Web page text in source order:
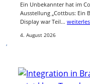
,
Ein Unbekannter hat im
Ausstellung „Cottbus: Ein
Display war Teil…
4. August 2026